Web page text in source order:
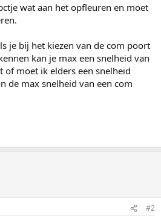
wat aan het opfleuren en moet
je bij het kiezen van de com poort
kan je max een snelheid van
of moet ik elders een snelheid
de max snelheid van een com
#2